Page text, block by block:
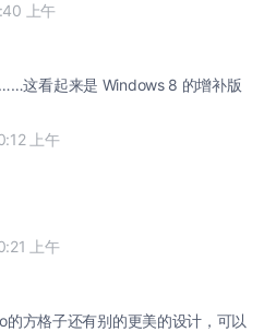
上午
这看起来是 Windows 8 的增补版
上午
上午
方格子还有别的更美的设计，可以